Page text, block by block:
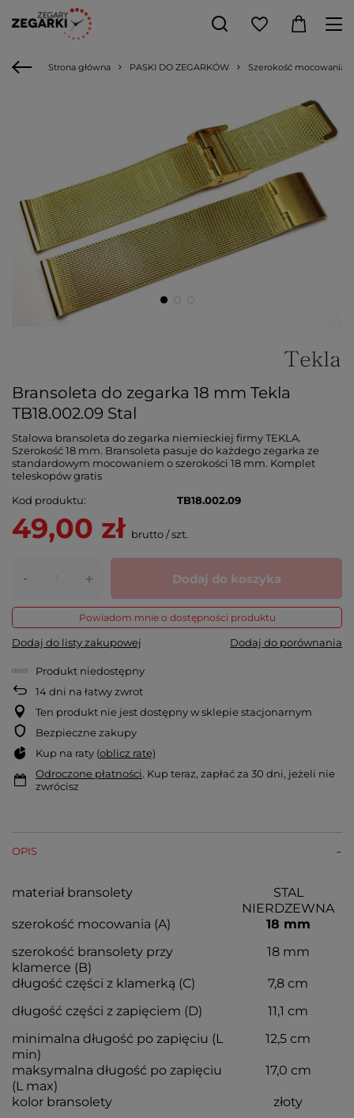
Strona główna PASKI DO ZEGARKÓW Szerokość mocowania
Bransoleta do zegarka 18 mm Tekla
TB18.002.09 Stal
Stalowa bransoleta do zegarka niemieckiej firmy TEKLA.
Szerokość 18 mm. Bransoleta pasuje do każdego zegarka ze
standardowym mocowaniem o szerokości 18 mm. Komplet
teleskopów gratis
Kod produktu
TB18.002.09
49,00 zł brutto/szt.
- + Dodaj do koszyka
Powiadom mnie o dostępności produktu
Dodaj do listy zakupowej Dodaj do porównania
Produkt niedostępny
14dni na łatwy zwrot
Ten produkt nie jest dostępny w sklepie stacjonarnym
Bezpieczne zakupy
Kup na raty (oblicz ratę)
Odroczone płatności. Kup teraz, zapłać za 30 dni, jeżeli nie
zwrócisz
OPIS
materiał bransolety
STAL
NIERDZEWNA
szerokość mocowania (A)
18 mm
szerokość bransolety przy
klamerce (B)
18 mm
długość części z klamerką (C)
7,8 cm
długość części z zapięciem (D)
11,1 cm
minimalna długość po zapięciu (L
min)
12,5 cm
maksymalna długość po zapięciu
(L max)
17,0 cm
kolor bransolety
złoty